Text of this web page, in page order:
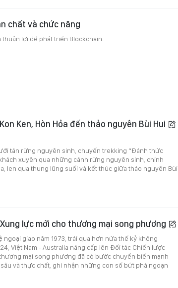
chất và chức năng
lợi để phát triển Blockchain.
Ken, Hòn Hỏa đến thảo nguyên Bùi Hui
tán rừng nguyên sinh, chuyến trekking “Đánh thức
xuyên qua những cánh rừng nguyên sinh, chinh
len qua thung lũng suối và kết thúc giữa thảo nguyên Bùi
lực mới cho thương mại song phương
ngoại giao năm 1973, trải qua hơn nửa thế kỷ không
Việt Nam - Australia nâng cấp lên Đối tác Chiến lược
mại song phương đã có bước chuyển biến mạnh
và thực chất, ghi nhận những con số bứt phá ngoạn